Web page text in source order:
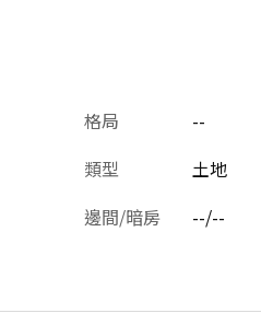
格局
--
類型
土地
邊間/暗房
--/--